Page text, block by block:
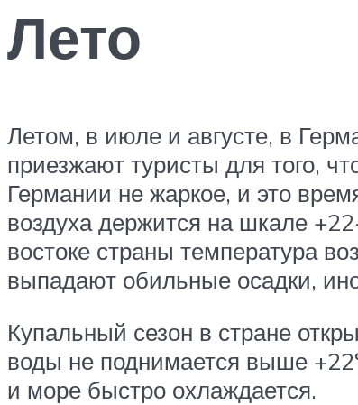
Лето
Летом, в июле и августе, в
приезжают туристы для того,
Германии не жаркое, и это
воздуха держится на шкале
востоке страны температура
выпадают обильные осадки,
Купальный сезон в стране
воды не поднимается выше
и море быстро охлаждается.